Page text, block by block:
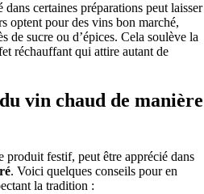
certaines préparations peut laisser
optent pour des vins bon marché,
de sucre ou d’épices. Cela soulève la
réchauffant qui attire autant de
vin chaud de manière
festif, peut être apprécié dans
. Voici quelques conseils pour en
la tradition :